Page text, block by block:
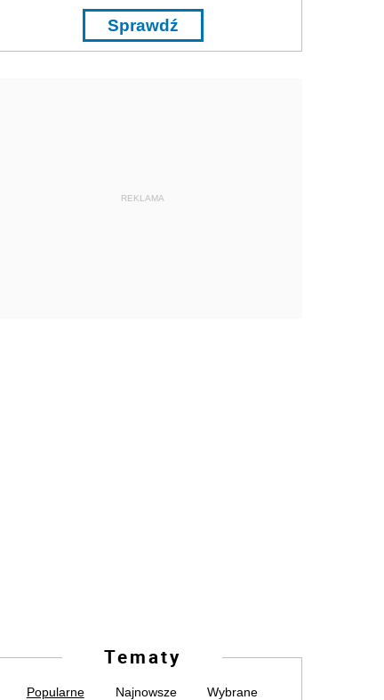
Sprawdź
REKLAMA
Tematy
Popularne Najnowsze Wybrane